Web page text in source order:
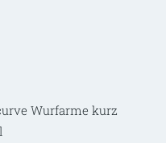
Wurfarme kurz